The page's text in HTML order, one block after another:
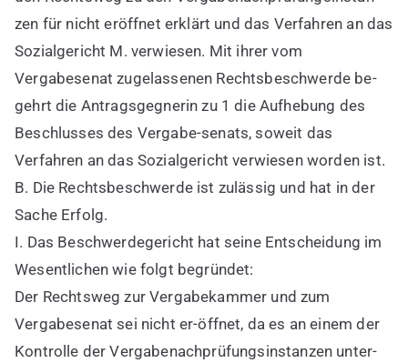
zen für nicht eröffnet erklärt und das Verfahren an das
Sozialgericht M. verwiesen. Mit ihrer vom
Vergabesenat zugelassenen Rechtsbeschwerde be-
gehrt die Antragsgegnerin zu 1 die Aufhebung des
Beschlusses des Vergabe-senats, soweit das
Verfahren an das Sozialgericht verwiesen worden ist.
B. Die Rechtsbeschwerde ist zulässig und hat in der
Sache Erfolg.
I. Das Beschwerdegericht hat seine Entscheidung im
Wesentlichen wie folgt begründet:
Der Rechtsweg zur Vergabekammer und zum
Vergabesenat sei nicht er-öffnet, da es an einem der
Kontrolle der Vergabenachprüfungsinstanzen unter-